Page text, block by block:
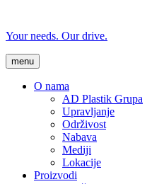
Your needs. Our drive.
menu
O nama
AD Plastik Grupa
Upravljanje
Održivost
Nabava
Mediji
Lokacije
Proizvodi